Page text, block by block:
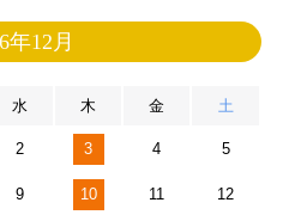
年12月
水 木 金 土
2 3 4 5
9 10 11 12